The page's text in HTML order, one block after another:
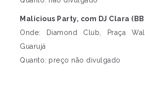
Malicious Party, com DJ Clara
Onde: Diamond Club, Praça
Guarujá
Quanto: preço não divulgado